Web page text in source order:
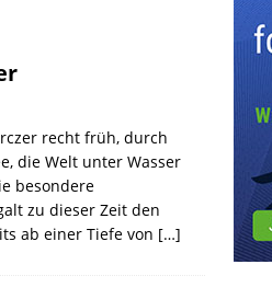
recht früh, durch
die Welt unter Wasser
besondere
zu dieser Zeit den
ab einer Tiefe von […]